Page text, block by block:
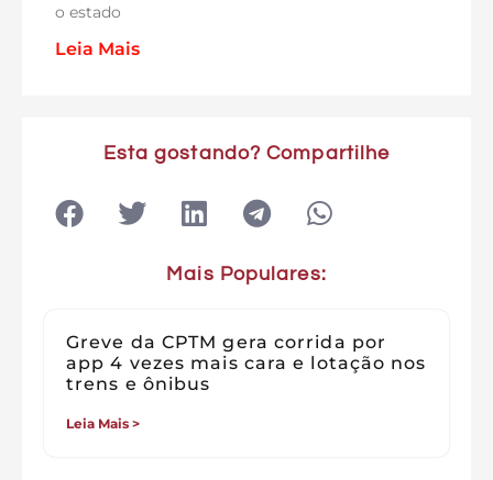
o estado
Leia Mais
Esta gostando? Compartilhe
Mais Populares:
Greve da CPTM gera corrida por
app 4 vezes mais cara e lotação nos
trens e ônibus
Leia Mais >